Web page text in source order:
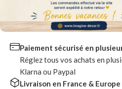
Paiement sécurisé en
Réglez tous vos achats en
Klarna ou Paypal
Livraison en France & Europe